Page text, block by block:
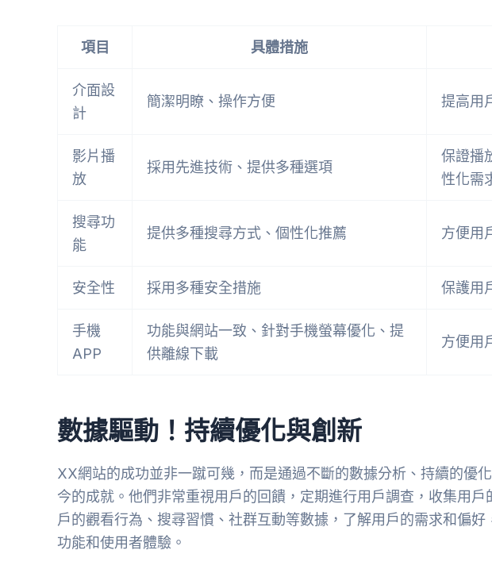
項目 具體措施
介面設
計
簡潔明瞭、操作方便 提高用
影片播
放
採用先進技術、提供多種選項
保證播
性化需
搜尋功
能
提供多種搜尋方式、個性化推薦 方便用
安全性 採用多種安全措施 保護用
手機
APP
功能與網站一致、針對手機螢幕優化、提
供離線下載
方便用
數據驅動！持續優化與創新
XX網站的成功並非一蹴可幾，而是通過不斷的數據分析、持續的優
今的成就。他們非常重視用戶的回饋，定期進行用戶調查，收集用戶
戶的觀看行為、搜尋習慣、社群互動等數據，了解用戶的需求和偏好
功能和使用者體驗。